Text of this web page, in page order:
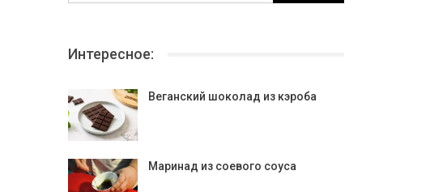
Интересное:
Веганский шоколад из кэроба
Маринад из соевого соуса